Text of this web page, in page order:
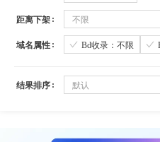
距离下架 不限
域名属性 Bd收录：不限
结果排序 默认